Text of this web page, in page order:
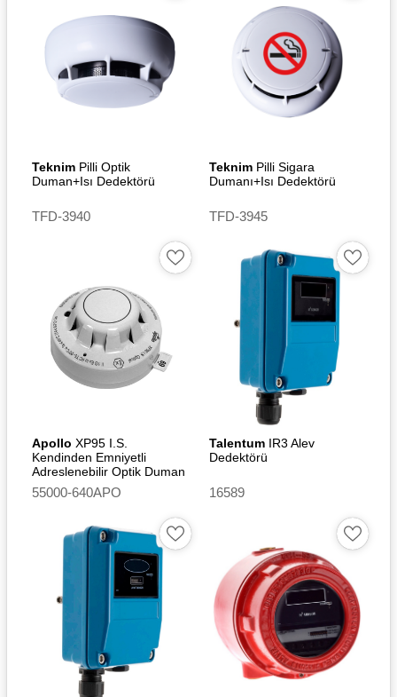
Teknim Pilli Optik
Duman+Isı Dedektörü
TFD-3940
Teknim Pilli Sigara
Dumanı+Isı Dedektörü
TFD-3945
Apollo XP95 I.S.
Kendinden Emniyetli
Adreslenebilir Optik Duman
Dedektörü
55000-640APO
Talentum IR3 Alev
Dedektörü
16589